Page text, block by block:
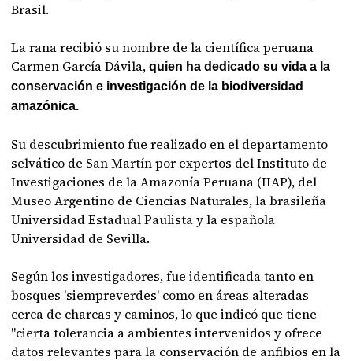
Brasil.
La rana recibió su nombre de la científica peruana
Carmen García Dávila,quien ha dedicado su vida a la
conservación e investigación de la biodiversidad
amazónica.
Su descubrimiento fue realizado en el departamento
selvático de San Martín por expertos del Instituto de
Investigaciones de la Amazonía Peruana (IIAP), del
Museo Argentino de Ciencias Naturales, la brasileña
Universidad Estadual Paulista y la española
Universidad de Sevilla.
Según los investigadores, fue identificada tanto en
bosques 'siempreverdes' como en áreas alteradas
cerca de charcas y caminos, lo que indicó que tiene
"cierta tolerancia a ambientes intervenidos y ofrece
datos relevantes para la conservación de anfibios en la